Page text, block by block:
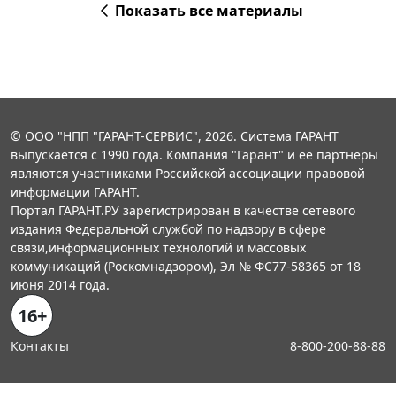
Показать все материалы
© ООО "НПП "ГАРАНТ-СЕРВИС", 2026. Система ГАРАНТ
выпускается с 1990 года. Компания "Гарант" и ее партнеры
являются участниками Российской ассоциации правовой
информации ГАРАНТ.
Портал ГАРАНТ.РУ зарегистрирован в качестве сетевого
издания Федеральной службой по надзору в сфере
связи,информационных технологий и массовых
коммуникаций (Роскомнадзором), Эл № ФС77-58365 от 18
июня 2014 года.
16+
Контакты 8-800-200-88-88